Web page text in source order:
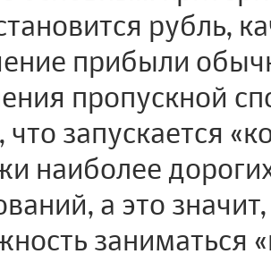
рубль,
прибыли
пропускной
что запускается
наиболее
а это
заниматься